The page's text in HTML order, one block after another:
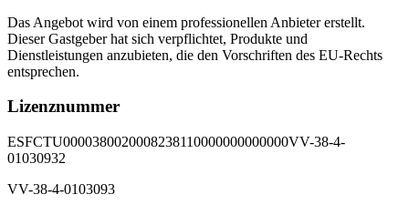
Das Angebot wird von einem professionellen Anbieter erstellt.
Dieser Gastgeber hat sich verpflichtet, Produkte und
Dienstleistungen anzubieten, die den Vorschriften des EU-Rechts
entsprechen.
Lizenznummer
ESFCTU0000380020008238110000000000000VV-38-4-
01030932
VV-38-4-0103093